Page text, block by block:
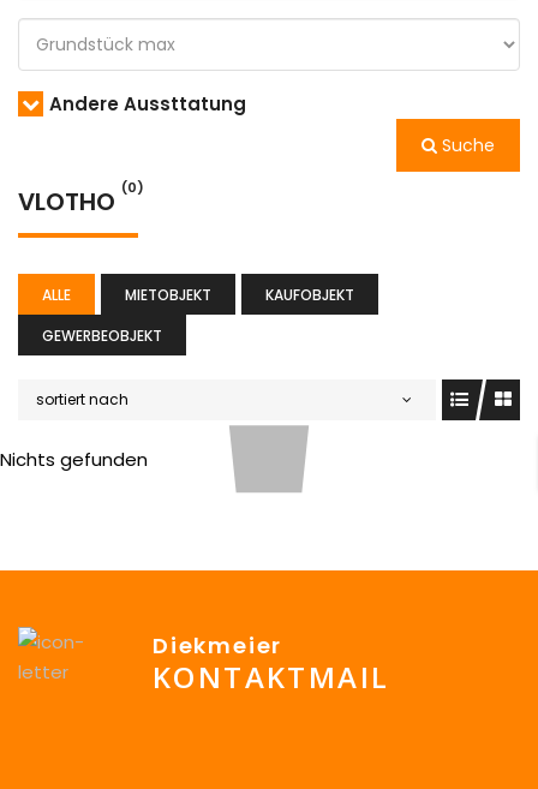
Andere Aussttatung
Suche
VLOTHO (0)
ALLE MIETOBJEKT
KAUFOBJEKT
GEWERBEOBJEKT
sortiert nach
Nichts gefunden
Diekmeier
KONTAKTMAIL